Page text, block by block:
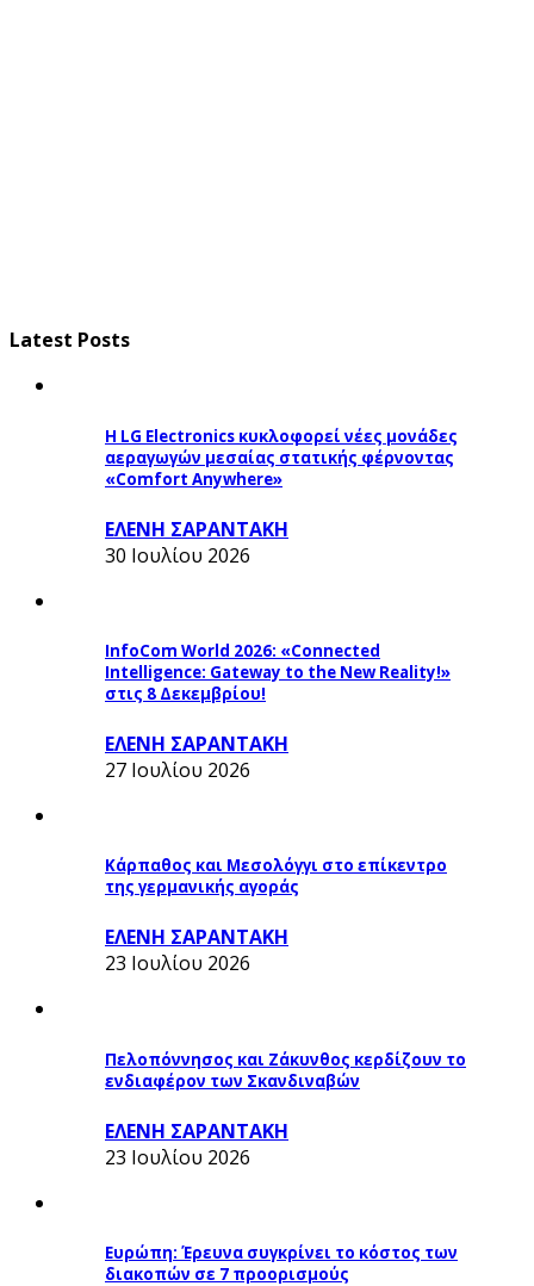
Latest Posts
Η LG Electronics κυκλοφορεί νέες μονάδες
αεραγωγών μεσαίας στατικής φέρνοντας
«Comfort Anywhere»
ΕΛΕΝΗ ΣΑΡΑΝΤΑΚΗ
30 Ιουλίου 2026
InfoCom World 2026: «Connected
Intelligence: Gateway to the New Reality!»
στις 8 Δεκεμβρίου!
ΕΛΕΝΗ ΣΑΡΑΝΤΑΚΗ
27 Ιουλίου 2026
Κάρπαθος και Μεσολόγγι στο επίκεντρο
της γερμανικής αγοράς
ΕΛΕΝΗ ΣΑΡΑΝΤΑΚΗ
23 Ιουλίου 2026
Πελοπόννησος και Ζάκυνθος κερδίζουν το
ενδιαφέρον των Σκανδιναβών
ΕΛΕΝΗ ΣΑΡΑΝΤΑΚΗ
23 Ιουλίου 2026
Ευρώπη: Έρευνα συγκρίνει το κόστος των
διακοπών σε 7 προορισμούς